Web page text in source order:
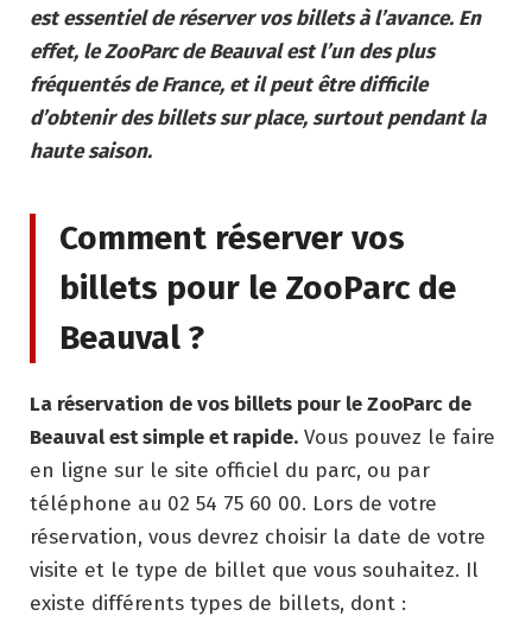
est essentiel de réserver vos billets à l’avance. En
effet, le ZooParc de Beauval est l’un des plus
fréquentés de France, et il peut être difficile
d’obtenir des billets sur place, surtout pendant la
haute saison.
Comment réserver vos
billets pour le ZooParc de
Beauval ?
La réservation de vos billets pour le ZooParc de
Beauval est simple et rapide. Vous pouvez le faire
en ligne sur le site officiel du parc, ou par
téléphone au 02 54 75 60 00. Lors de votre
réservation, vous devrez choisir la date de votre
visite et le type de billet que vous souhaitez. Il
existe différents types de billets, dont :